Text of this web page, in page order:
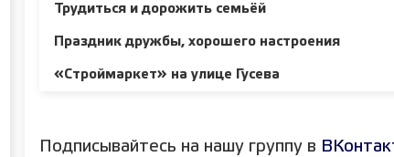
Трудиться и дорожить семьёй
Праздник дружбы, хорошего настроения
«Строймаркет» на улице Гусева
Подписывайтесь на нашу группу в